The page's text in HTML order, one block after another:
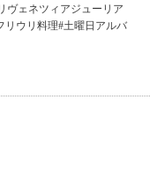
ヴェネツィアジューリア
リウリ料理#土曜日アルバ